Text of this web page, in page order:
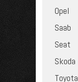
Opel
Saab
Seat
Skoda
Toyota